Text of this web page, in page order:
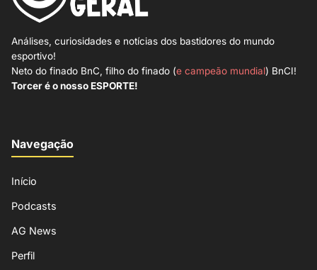
Análises, curiosidades e notícias dos bastidores do mundo
esportivo!
Neto do finado BnC, filho do finado (e campeão mundial) BnCI!
Torcer é o nosso ESPORTE!
Navegação
Início
Podcasts
AG News
Perfil